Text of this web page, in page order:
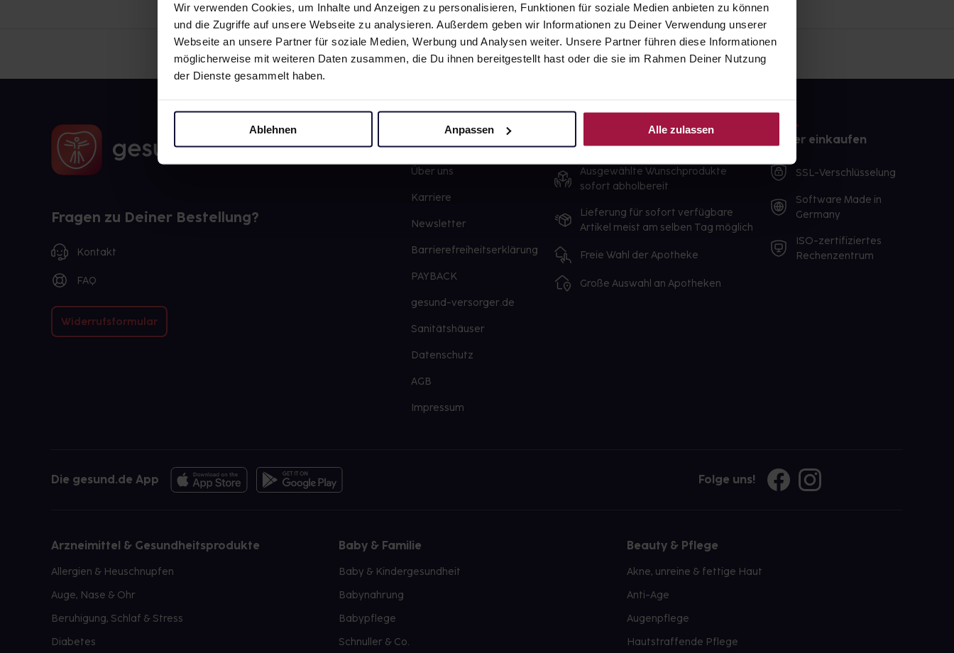
Wir verwenden Cookies, um Inhalte und Anzeigen zu personalisieren, Funktionen für soziale Medien anbieten zu können
und die Zugriffe auf unsere Webseite zu analysieren. Außerdem geben wir Informationen zu Deiner Verwendung unserer
Webseite an unsere Partner für soziale Medien, Werbung und Analysen weiter. Unsere Partner führen diese Informationen
möglicherweise mit weiteren Daten zusammen, die Du ihnen bereitgestellt hast oder die sie im Rahmen Deiner Nutzung
der Dienste gesammelt haben.
Ablehnen Anpassen Alle zulassen
Fragen zu Deiner Bestellung?
Kontakt
FAQ
Widerrufsformular
gesund.de
Über uns
Karriere
Newsletter
Barrierefreiheitserklärung
PAYBACK
gesund-versorger.de
Sanitätshäuser
Datenschutz
AGB
Impressum
Ausgewählte Wunschprodukte
sofort abholbereit
Lieferung für sofort verfügbare
Artikel meist am selben Tag möglich
Freie Wahl der Apotheke
Große Auswahl an Apotheken
Sicher einkaufen
SSL-Verschlüsselung
Software Made in
Germany
ISO-zertifiziertes
Rechenzentrum
Die gesund.de App Folge uns!
Arzneimittel & Gesundheitsprodukte
Allergien & Heuschnupfen
Auge, Nase & Ohr
Beruhigung, Schlaf & Stress
Diabetes
Baby & Familie
Baby & Kindergesundheit
Babynahrung
Babypflege
Schnuller & Co.
Beauty & Pflege
Akne, unreine & fettige Haut
Anti-Age
Augenpflege
Hautstraffende Pflege